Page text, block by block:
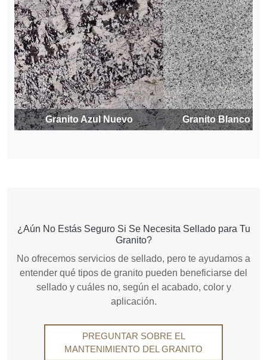
Granito Azul Nuevo Granito Blanco de
¿Aún No Estás Seguro Si Se Necesita Sellado para Tu
Granito?
No ofrecemos servicios de sellado, pero te ayudamos a
entender qué tipos de granito pueden beneficiarse del
sellado y cuáles no, según el acabado, color y
aplicación.
PREGUNTAR SOBRE EL
MANTENIMIENTO DEL GRANITO